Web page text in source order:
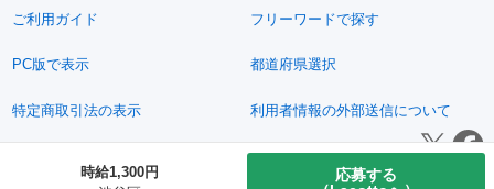
時給1,300円
応募する
ご利用ガイド フリーワードで探す
PC版で表示 都道府県選択
特定商取引法の表示 利用者情報の外部送信について
© 2011-2026 Jimoty, Inc.